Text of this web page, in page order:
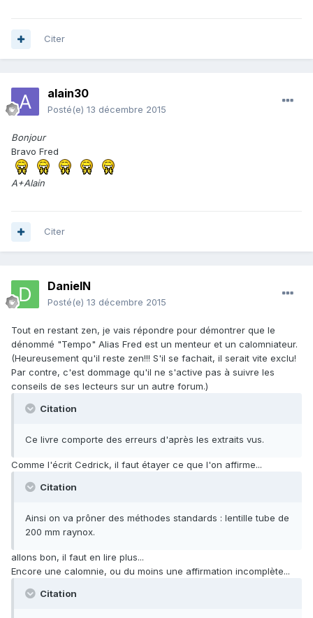
Citer
alain30
Posté(e) 13 décembre 2015
Bonjour
Bravo Fred
A+Alain
Citer
DanielN
Posté(e) 13 décembre 2015
Tout en restant zen, je vais répondre pour démontrer que le
dénommé "Tempo" Alias Fred est un menteur et un calomniateur.
(Heureusement qu'il reste zen!!! S'il se fachait, il serait vite exclu!
Par contre, c'est dommage qu'il ne s'active pas à suivre les
conseils de ses lecteurs sur un autre forum.)
Citation
Ce livre comporte des erreurs d'après les extraits vus.
Comme l'écrit Cedrick, il faut étayer ce que l'on affirme...
Citation
Ainsi on va prôner des méthodes standards : lentille tube de
200 mm raynox.
allons bon, il faut en lire plus...
Encore une calomnie, ou du moins une affirmation incomplète...
Citation